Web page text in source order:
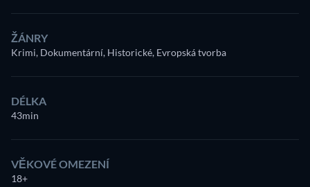
ŽÁNRY
Krimi, Dokumentární, Historické, Evropská tvorba
DÉLKA
43min
VĚKOVÉ OMEZENÍ
18+